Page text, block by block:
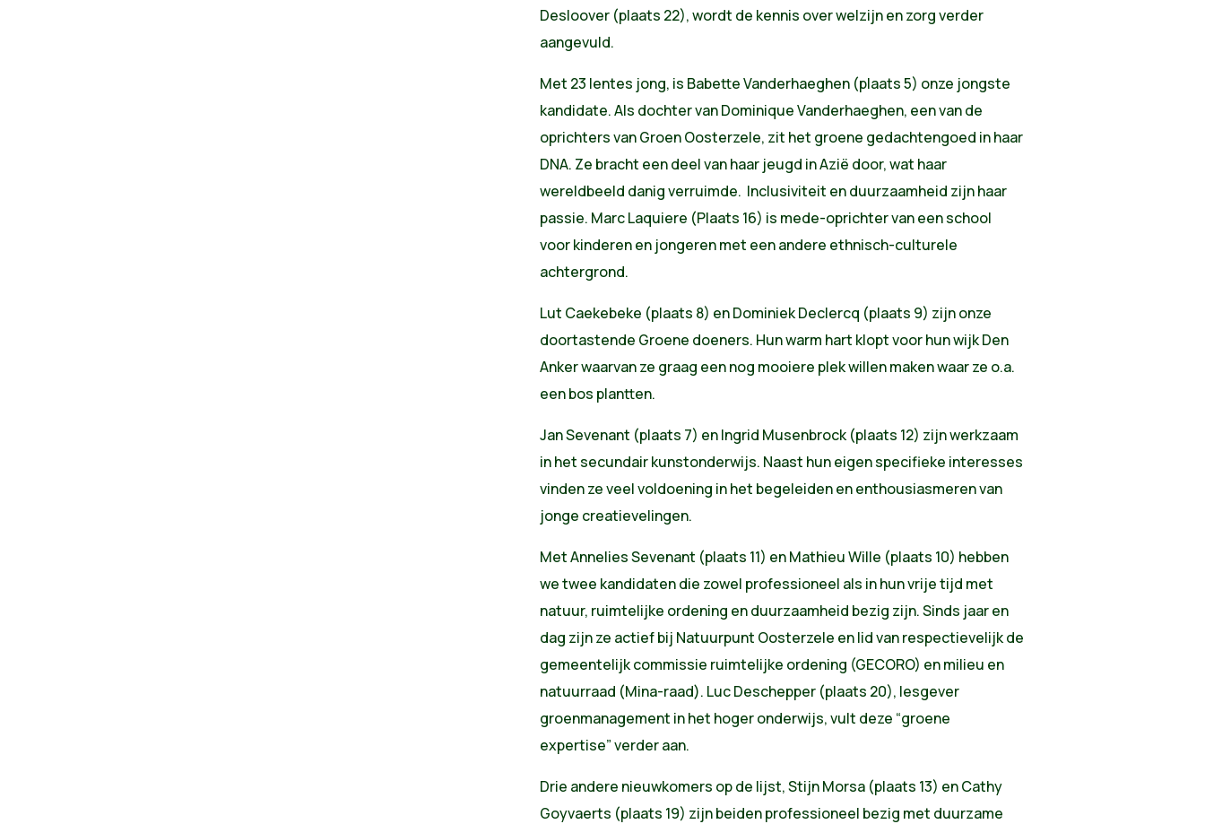
Desloover (plaats 22), wordt de kennis over welzijn en zorg verder
aangevuld.
Met 23 lentes jong, is Babette Vanderhaeghen (plaats 5) onze jongste
kandidate. Als dochter van Dominique Vanderhaeghen, een van de
oprichters van Groen Oosterzele, zit het groene gedachtengoed in haar
DNA. Ze bracht een deel van haar jeugd in Azië door, wat haar
wereldbeeld danig verruimde. Inclusiviteit en duurzaamheid zijn haar
passie. Marc Laquiere (Plaats 16) is mede-oprichter van een school
voor kinderen en jongeren met een andere ethnisch-culturele
achtergrond.
Lut Caekebeke (plaats 8) en Dominiek Declercq (plaats 9) zijn onze
doortastende Groene doeners. Hun warm hart klopt voor hun wijk Den
Anker waarvan ze graag een nog mooiere plek willen maken waar ze o.a.
een bos plantten.
Jan Sevenant (plaats 7) en Ingrid Musenbrock (plaats 12) zijn werkzaam
in het secundair kunstonderwijs. Naast hun eigen specifieke interesses
vinden ze veel voldoening in het begeleiden en enthousiasmeren van
jonge creatievelingen.
Met Annelies Sevenant (plaats 11) en Mathieu Wille (plaats 10) hebben
we twee kandidaten die zowel professioneel als in hun vrije tijd met
natuur, ruimtelijke ordening en duurzaamheid bezig zijn. Sinds jaar en
dag zijn ze actief bij Natuurpunt Oosterzele en lid van respectievelijk de
gemeentelijk commissie ruimtelijke ordening (GECORO) en milieu en
natuurraad (Mina-raad). Luc Deschepper (plaats 20), lesgever
groenmanagement in het hoger onderwijs, vult deze “groene
expertise” verder aan.
Drie andere nieuwkomers op de lijst, Stijn Morsa (plaats 13) en Cathy
Goyvaerts (plaats 19) zijn beiden professioneel bezig met duurzame